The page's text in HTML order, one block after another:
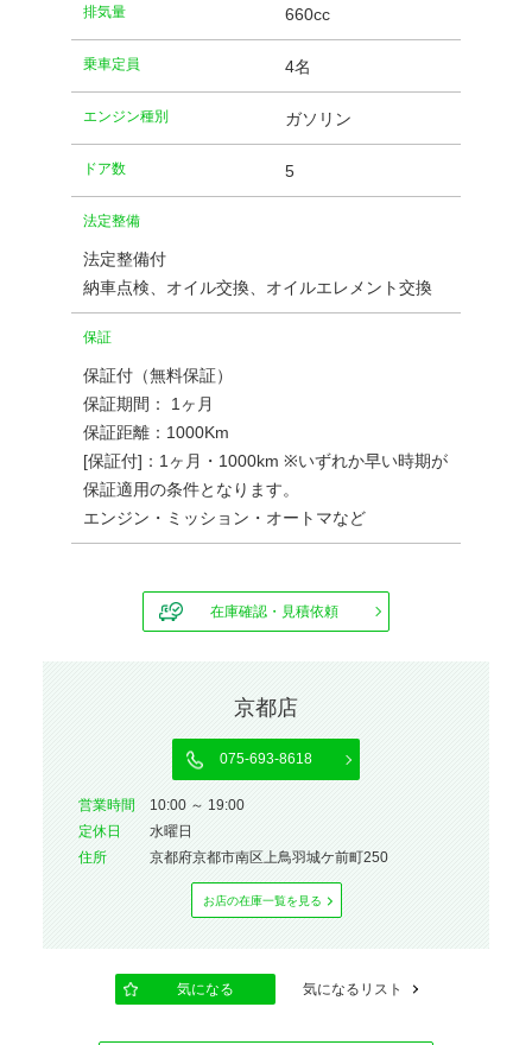
排気量 660cc
乗車定員 4名
エンジン種別 ガソリン
ドア数 5
法定整備
法定整備付
納車点検、オイル交換、オイルエレメント交換
保証
保証付（無料保証）
保証期間： 1ヶ月
保証距離：1000Km
[保証付]：1ヶ月・1000km ※いずれか早い時期が
保証適用の条件となります。
エンジン・ミッション・オートマなど
在庫確認・見積依頼
京都店
075-693-8618
営業時間
10:00 ～ 19:00
定休⽇
水曜日
住所
京都府京都市南区上鳥羽城ケ前町250
お店の在庫⼀覧を⾒る
気になる 気になるリスト